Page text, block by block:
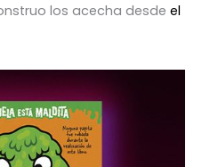
los acecha desde el